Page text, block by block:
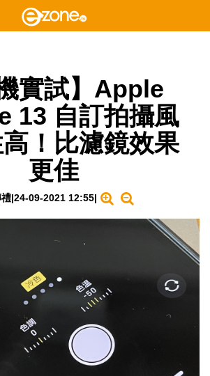
實試】Apple
13 自訂拍攝風
！比濾鏡效果
更佳
|24-09-2021 12:55|